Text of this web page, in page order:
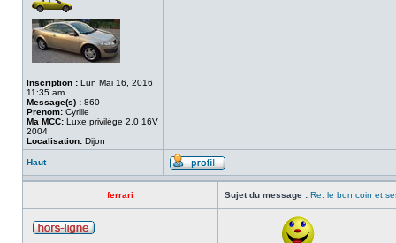
Inscription : Lun Mai 16, 2016
11:35 am
Message(s) : 860
Prenom: Cyrille
Ma MCC: Luxe privilège 2.0 16V
2004
Localisation: Dijon
Haut
ferrari Sujet du message : Re: le bon coin et